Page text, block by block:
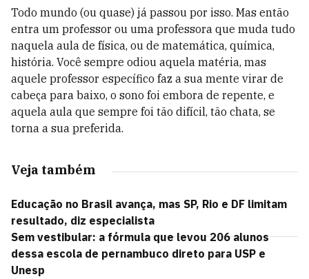
Todo mundo (ou quase) já passou por isso. Mas então
entra um professor ou uma professora que muda tudo
naquela aula de física, ou de matemática, química,
história. Você sempre odiou aquela matéria, mas
aquele professor específico faz a sua mente virar de
cabeça para baixo, o sono foi embora de repente, e
aquela aula que sempre foi tão difícil, tão chata, se
torna a sua preferida.
Veja também
Educação no Brasil avança, mas SP, Rio e DF limitam
resultado, diz especialista
Sem vestibular: a fórmula que levou 206 alunos
dessa escola de pernambuco direto para USP e
Unesp